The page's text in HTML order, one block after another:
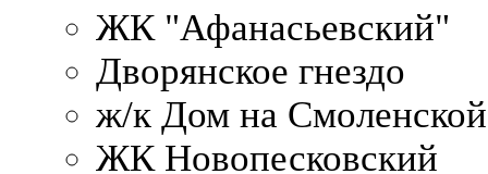
ЖК "Афанасьевский"
Дворянское гнездо
ж/к Дом на
ЖК Новопесковский